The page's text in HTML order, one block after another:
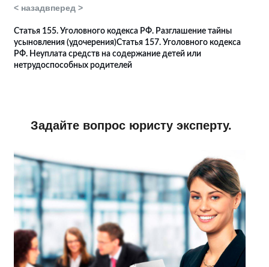
< назадвперед >
Статья 155. Уголовного кодекса РФ. Разглашение тайны
усыновления (удочерения)Статья 157. Уголовного кодекса
РФ. Неуплата средств на содержание детей или
нетрудоспособных родителей
Задайте вопрос юристу эксперту.